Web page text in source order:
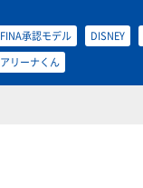
FINA承認モデル DISNEY
アリーナくん